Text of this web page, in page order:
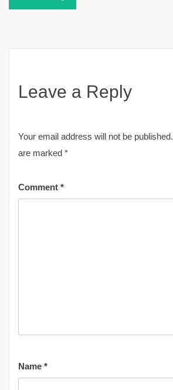
Leave a Reply
Your email address will not be published.
are marked *
Comment *
Name *